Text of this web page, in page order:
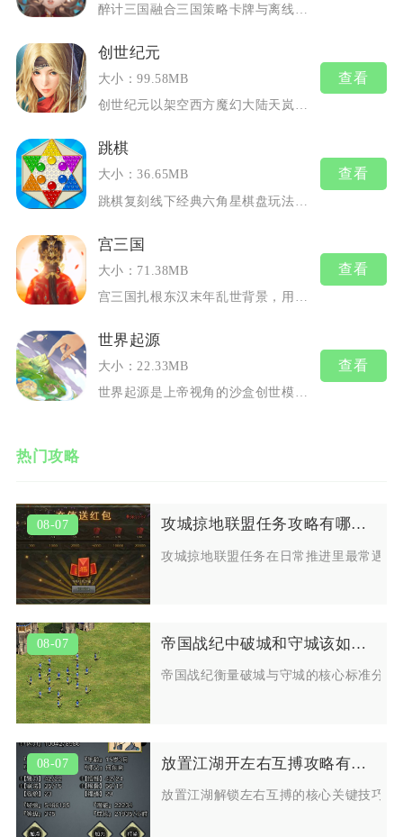
创世纪元
大小：99.58MB
创世纪元以架空西方魔幻大陆天岚为...
查看
跳棋
大小：36.65MB
查看
宫三国
大小：71.38MB
查看
世界起源
大小：22.33MB
世界起源是上帝视角的沙盒创世模拟...
查看
热门攻略
08-07 攻城掠地联盟任务攻略有哪些常见问题
攻城掠地联盟任务在日常推进里最常遇
08-07 帝国战纪中破城和守城该如何衡量
帝国战纪衡量破城与守城的核心标准分
08-07 放置江湖开左右互搏攻略有哪些关键技巧
放置江湖解锁左右互搏的核心关键技巧